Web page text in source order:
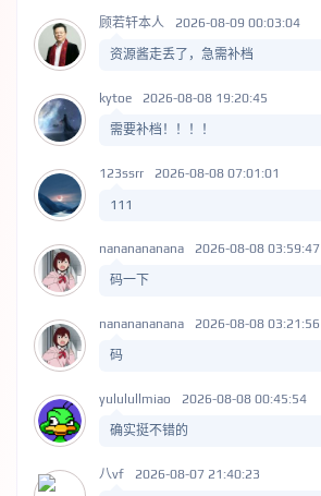
顾若轩本人 2026-08-09 00:03:04
资源酱走丢了，急需补档
kytoe 2026-08-08 19:20:45
需要补档！！！！
123ssrr 2026-08-08 07:01:01
111
nananananana 2026-08-08 03:59:47
码一下
nananananana 2026-08-08 03:21:56
码
yululullmiao 2026-08-08 00:45:54
确实挺不错的
八vf 2026-08-07 21:40:23